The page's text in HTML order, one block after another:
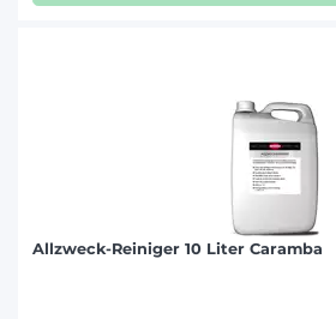
Allzweck-Reiniger 10 Liter Caramba